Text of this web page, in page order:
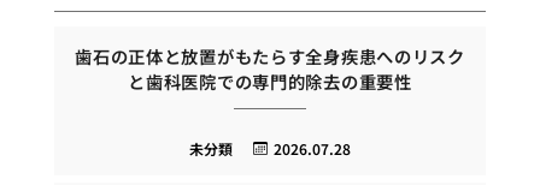
歯石の正体と放置がもたらす全身疾患へのリスク
と歯科医院での専門的除去の重要性
2026.07.28
未分類